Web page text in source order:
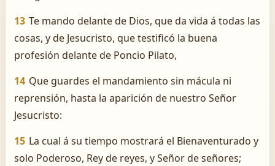
13 Te mando delante de Dios, que da vida á todas las
cosas, y de Jesucristo, que testificó la buena
profesión delante de Poncio Pilato,
14 Que guardes el mandamiento sin mácula ni
reprensión, hasta la aparición de nuestro Señor
Jesucristo:
15 La cual á su tiempo mostrará el Bienaventurado y
solo Poderoso, Rey de reyes, y Señor de señores;